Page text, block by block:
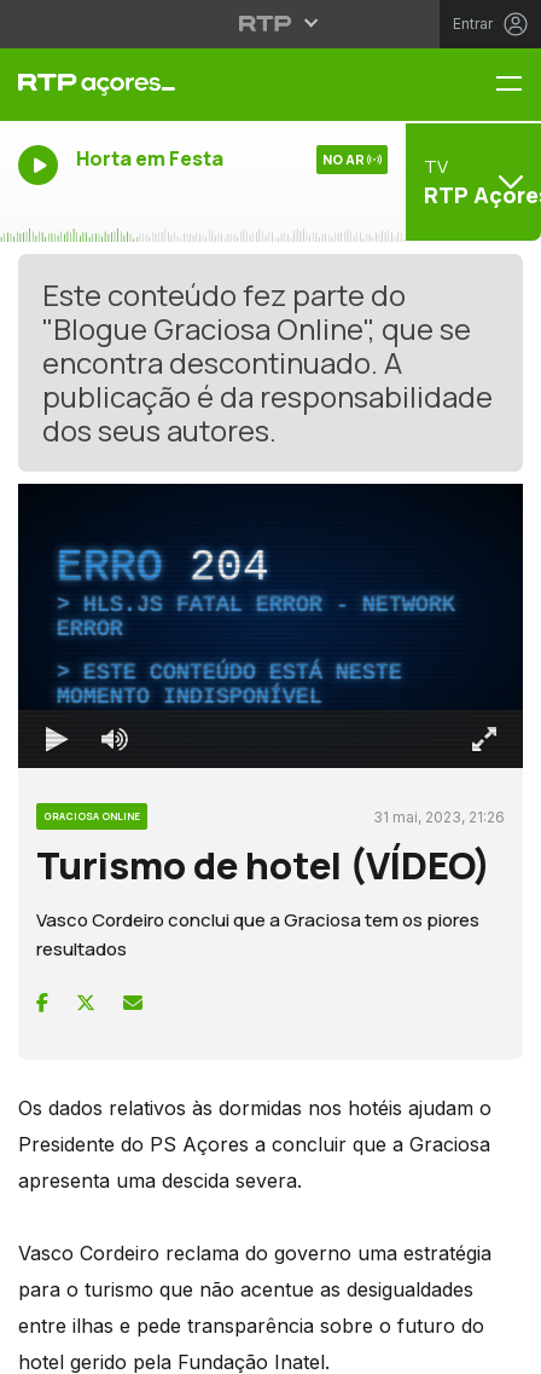
Entrar
Horta em Festa NO AR TV
RTP
Este conteúdo fez parte do
"Blogue Graciosa Online", que se
encontra descontinuado. A
publicação é da responsabilidade
dos seus autores.
ERRO204
HLS.JS FATAL ERROR - NETWORK
ERROR
ESTE CONTEÚDO ESTÁ NESTE
MOMENTO INDISPONÍVEL
GRACIOSA ONLINE 31 mai, 2023, 21:26
Turismo de hotel (VÍDEO)
Vasco Cordeiro conclui que a Graciosa tem os piores
resultados
Os dados relativos às dormidas nos hotéis ajudam o
Presidente do PS Açores a concluir que a Graciosa
apresenta uma descida severa.
Vasco Cordeiro reclama do governo uma estratégia
para o turismo que não acentue as desigualdades
entre ilhas e pede transparência sobre o futuro do
hotel gerido pela Fundação Inatel.